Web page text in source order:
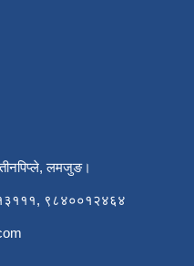
तीनपिप्ले, लमजुङ।
९८४००१२४६४